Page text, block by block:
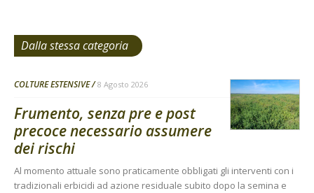
Dalla stessa categoria
COLTURE ESTENSIVE 8 Agosto 2026
Frumento, senza pre e post
precoce necessario assumere
dei rischi
Al momento attuale sono praticamente obbligati gli interventi con i
tradizionali erbicidi ad azione residuale subito dopo la semina e